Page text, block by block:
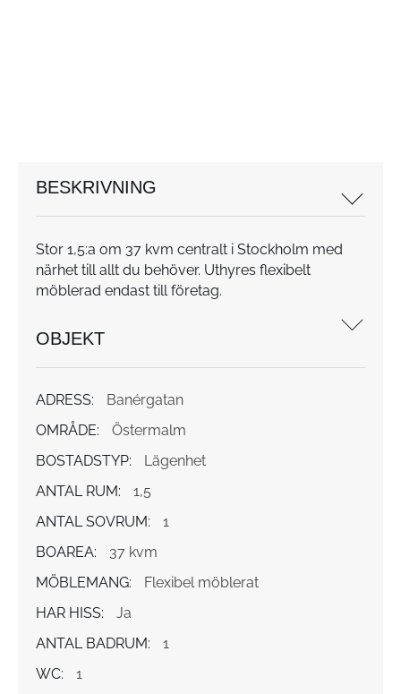
BESKRIVNING
Stor 1,5:a om 37 kvm centralt i Stockholm med
närhet till allt du behöver. Uthyres flexibelt
möblerad endast till företag.
OBJEKT
ADRESS:
Banérgatan
OMRÅDE:
Östermalm
BOSTADSTYP:
Lägenhet
ANTAL RUM:
1,5
ANTAL SOVRUM:
1
BOAREA:
37 kvm
MÖBLEMANG:
Flexibel möblerat
HAR HISS:
Ja
ANTAL BADRUM:
1
WC:
1